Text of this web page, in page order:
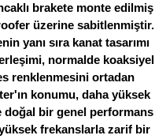
brakete monte edilmiş
üzerine sabitlenmiştir.
yanı sıra kanat tasarımı
normalde koaksiyel
renklenmesini ortadan
konumu, daha yüksek
doğal bir genel performans
frekanslarla zarif bir